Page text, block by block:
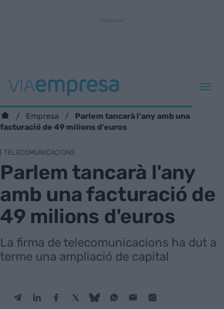
Empresa
Parlem tancarà l'any amb una
facturació de 49 milions d'euros
TELECOMUNICACIONS
Parlem tancarà l'any
amb una facturació de
49 milions d'euros
La firma de telecomunicacions ha dut a
terme una ampliació de capital